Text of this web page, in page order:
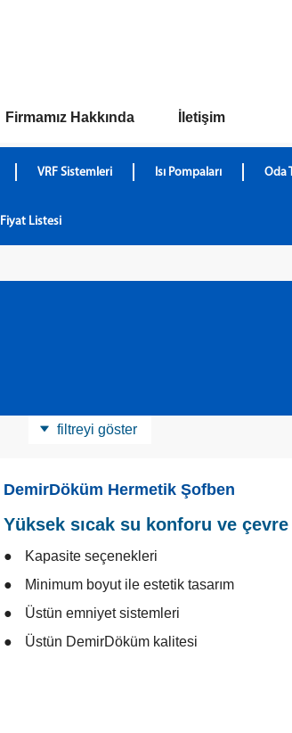
VRF Sistemleri Isı Pompaları Oda
Fiyat Listesi
Firmamız Hakkında İletişim
filtreyi göster
DemirDöküm Hermetik Şofben
Yüksek sıcak su konforu ve
Kapasite seçenekleri
Minimum boyut ile estetik tasarım
Üstün emniyet sistemleri
Üstün DemirDöküm kalitesi